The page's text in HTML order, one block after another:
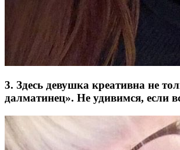
3. Здесь девушка креативна не
далматинец». Не удивимся, если